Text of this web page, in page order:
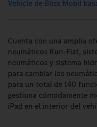
Vehicle de Bliss Mobil
Cuenta con una amplia
neumáticos Run-Flat,
neumáticos y sistema
para cambiar los
para un total de 140
gestiona cómodamente
iPad en el interior del